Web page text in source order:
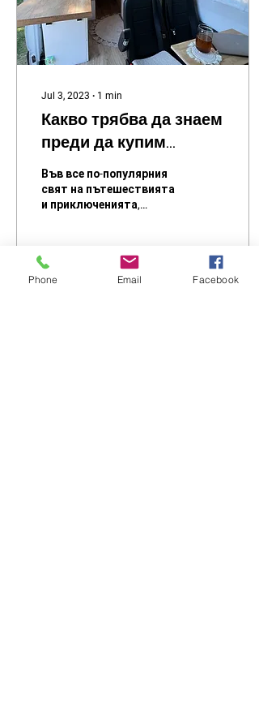
Jul 3, 2023 ∙ 1 min
Какво трябва да знаем
преди да купим
кемперван?
Във все по-популярния
свят на пътешествията
и приключенията,
практична идея.
Кемперванът...0
Phone Email Facebook